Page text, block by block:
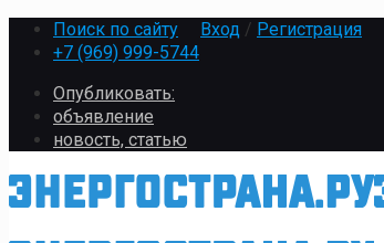
Поиск по сайту Вход / Регистрация
+7 (969) 999-5744
Опубликовать:
объявление
новость, статью